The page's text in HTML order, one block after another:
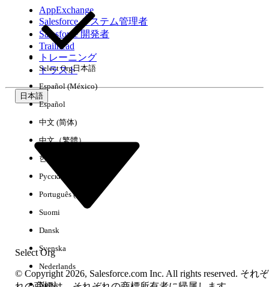
環境
AppExchange
Salesforce システム管理者
Salesforce 開発者
Trailhead
トレーニング
トラスト
日本語
Select Org
Select Org日本語
Español (México)
Español
中文 (简体)
中文（繁體）
한국어
Русский
Português (Brasil)
Suomi
Dansk
Svenska
Nederlands
Norsk
© Copyright 2026, Salesforce.com Inc. All rights reserved. それぞ